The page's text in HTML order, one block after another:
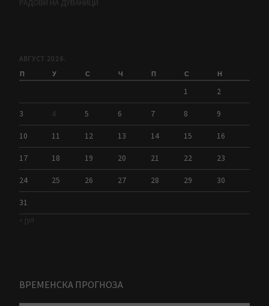
РАДОВИ НА ДУВАНИЦИ
АВГУСТ 2026.
П У С Ч П С Н
1 2
3 4 5 6 7 8 9
10 11 12 13 14 15 16
17 18 19 20 21 22 23
24 25 26 27 28 29 30
31
« јул
ВРЕМЕНСКА ПРОГНОЗА